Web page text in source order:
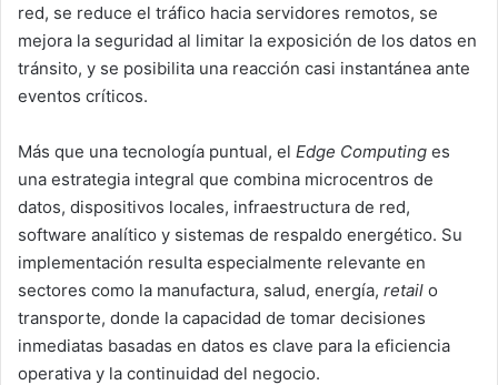
red, se reduce el tráfico hacia servidores remotos, se
mejora la seguridad al limitar la exposición de los datos en
tránsito, y se posibilita una reacción casi instantánea ante
eventos críticos.
Más que una tecnología puntual, el Edge Computing es
una estrategia integral que combina microcentros de
datos, dispositivos locales, infraestructura de red,
software analítico y sistemas de respaldo energético. Su
implementación resulta especialmente relevante en
sectores como la manufactura, salud, energía, retail o
transporte, donde la capacidad de tomar decisiones
inmediatas basadas en datos es clave para la eficiencia
operativa y la continuidad del negocio.